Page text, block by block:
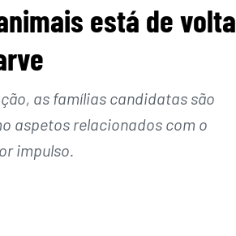
está de volta
as famílias candidatas são
aspetos relacionados com o
impulso.